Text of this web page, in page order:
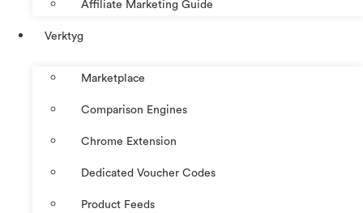
Affiliate Marketing Guide
Verktyg
Marketplace
Comparison Engines
Chrome Extension
Dedicated Voucher Codes
Product Feeds